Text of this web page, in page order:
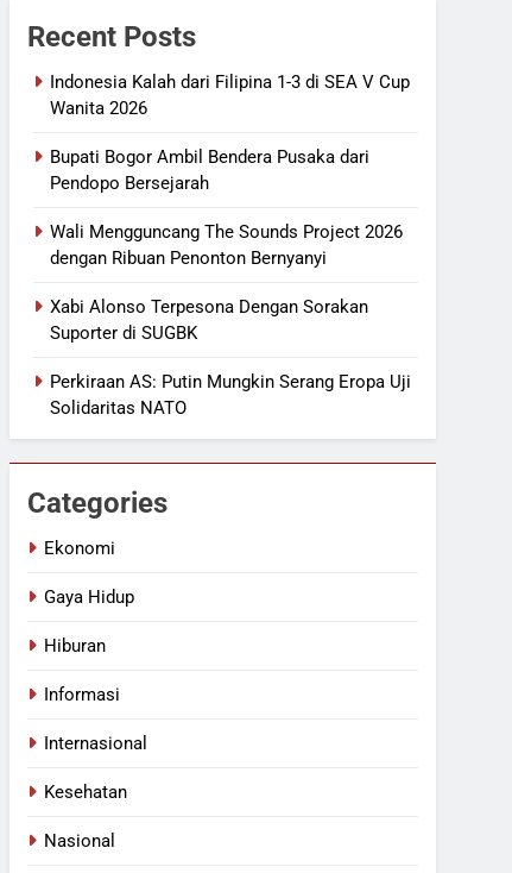
Recent Posts
Indonesia Kalah dari Filipina 1-3 di SEA V Cup
Wanita 2026
Bupati Bogor Ambil Bendera Pusaka dari
Pendopo Bersejarah
Wali Mengguncang The Sounds Project 2026
dengan Ribuan Penonton Bernyanyi
Xabi Alonso Terpesona Dengan Sorakan
Suporter di SUGBK
Perkiraan AS: Putin Mungkin Serang Eropa Uji
Solidaritas NATO
Categories
Ekonomi
Gaya Hidup
Hiburan
Informasi
Internasional
Kesehatan
Nasional